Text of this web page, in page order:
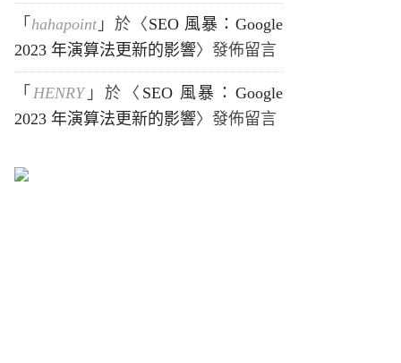
「 hahapoint 」於〈 SEO 風暴：Google
2023 年演算法更新的影響〉發佈留言
「 HENRY」於〈 SEO 風暴：Google
2023 年演算法更新的影響〉發佈留言